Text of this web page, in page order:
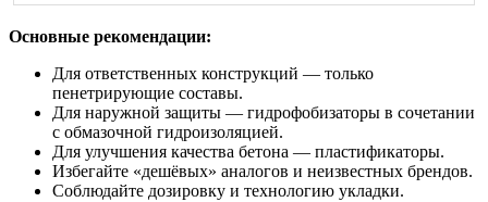
Основные рекомендации:
Для ответственных конструкций — только
пенетрирующие составы.
Для наружной защиты — гидрофобизаторы в сочетании
с обмазочной гидроизоляцией.
Для улучшения качества бетона — пластификаторы.
Избегайте «дешёвых» аналогов и неизвестных брендов.
Соблюдайте дозировку и технологию укладки.